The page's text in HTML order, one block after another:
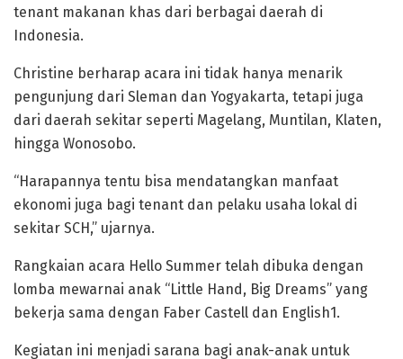
tenant makanan khas dari berbagai daerah di
Indonesia.
Christine berharap acara ini tidak hanya menarik
pengunjung dari Sleman dan Yogyakarta, tetapi juga
dari daerah sekitar seperti Magelang, Muntilan, Klaten,
hingga Wonosobo.
“Harapannya tentu bisa mendatangkan manfaat
ekonomi juga bagi tenant dan pelaku usaha lokal di
sekitar SCH,” ujarnya.
Rangkaian acara Hello Summer telah dibuka dengan
lomba mewarnai anak “Little Hand, Big Dreams” yang
bekerja sama dengan Faber Castell dan English1.
Kegiatan ini menjadi sarana bagi anak-anak untuk